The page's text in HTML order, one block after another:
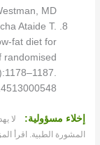
MD
Ataide T.
fat diet for
randomised
​إخلاء مسؤولية:
لا
المشورة الطبية. اقرأ